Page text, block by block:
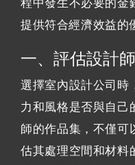
程中發生不必要的金
提供符合經濟效益的
一、評估設計
選擇室內設計公司時
力和風格是否與自己
師的作品集，不僅可
估其處理空間和材料